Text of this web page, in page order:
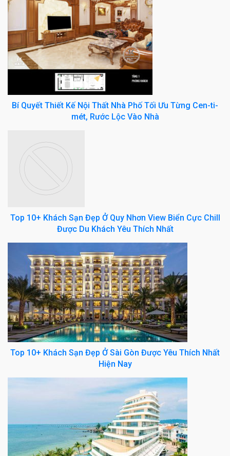
Bí Quyết Thiết Kế Nội Thất Nhà Phố Tối Ưu Từng Cen-ti-
mét, Rước Lộc Vào Nhà
Top 10+ Khách Sạn Đẹp Ở Quy Nhơn View Biển Cực Chill
Được Du Khách Yêu Thích Nhất
Top 10+ Khách Sạn Đẹp Ở Sài Gòn Được Yêu Thích Nhất
Hiện Nay